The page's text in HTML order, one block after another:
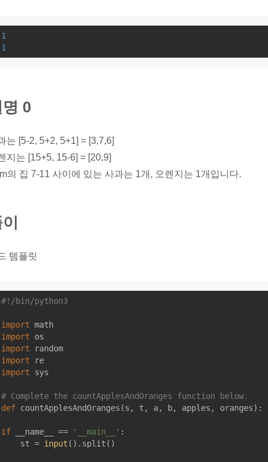
1
1
0
는 [5-2, 5+2, 5+1] = [3,7,6]
지는 [15+5, 15-6] = [20,9]
의 집 7-11 사이에 있는 사과는 1개, 오렌지는 1개입니다.
템플릿
#!/bin/python3
import
math
import
import
random
import
re
import sys
# Complete the countApplesAndOranges function below.
def countApplesAndOranges (s, t, a, b, apples, oranges):
if __name__ == '__main__' :
    st =
input ().split()